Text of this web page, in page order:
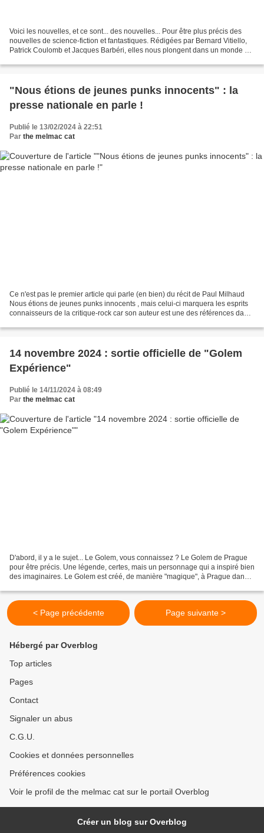
Voici les nouvelles, et ce sont... des nouvelles... Pour être plus précis des
nouvelles de science-fiction et fantastiques. Rédigées par Bernard Vitiello,
Patrick Coulomb et Jacques Barbéri, elles nous plongent dans un monde où
"Nous étions de jeunes punks innocents" : la
presse nationale en parle !
Publié le 13/02/2024 à 22:51
Par the melmac cat
Ce n'est pas le premier article qui parle (en bien) du récit de Paul Milhaud
Nous étions de jeunes punks innocents , mais celui-ci marquera les esprits
connaisseurs de la critique-rock car son auteur est une des références dans
14 novembre 2024 : sortie officielle de "Golem
Expérience"
Publié le 14/11/2024 à 08:49
Par the melmac cat
D'abord, il y a le sujet... Le Golem, vous connaissez ? Le Golem de Prague
pour être précis. Une légende, certes, mais un personnage qui a inspiré bien
des imaginaires. Le Golem est créé, de manière "magique", à Prague dans
< Page précédente Page suivante >
Hébergé par Overblog
Top articles
Pages
Contact
Signaler un abus
C.G.U.
Cookies et données personnelles
Préférences cookies
Voir le profil de the melmac cat sur le portail Overblog
Créer un blog sur Overblog